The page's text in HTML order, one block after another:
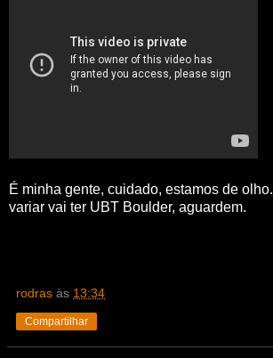
É minha gente, cuidado, estamos de olho.
variar vai ter UBT Boulder, aguardem.
rodras às 13:34
Compartilhar